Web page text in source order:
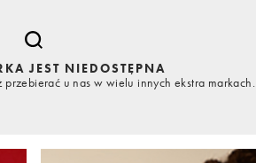
JEST NIEDOSTĘPNA
u nas w wielu innych ekstra markach.